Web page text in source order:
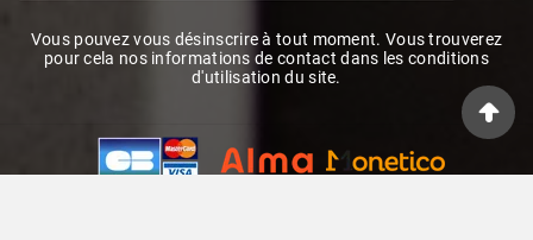
Vous pouvez vous désinscrire à tout moment. Vous trouverez
pour cela nos informations de contact dans les conditions
d'utilisation du site.